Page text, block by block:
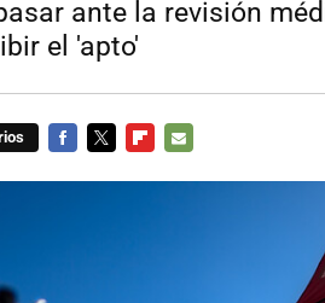
ante la revisión
el 'apto'